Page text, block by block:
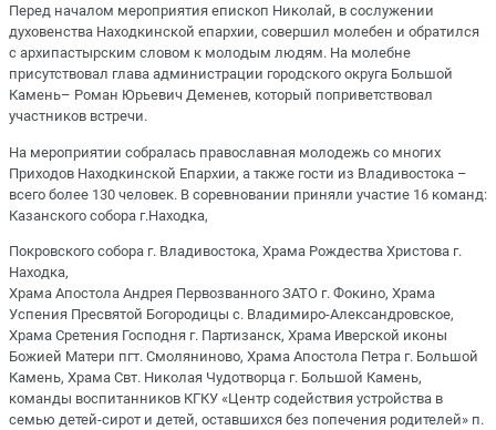
Перед началом мероприятия епископ Николай, в сослужении
духовенства Находкинской епархии, совершил молебен и обратился
с архипастырским словом к молодым людям. На молебне
присутствовал глава администрации городского округа Большой
Камень– Роман Юрьевич Деменев, который поприветствовал
участников встречи.
На мероприятии собралась православная молодежь со многих
Приходов Находкинской Епархии, а также гости из Владивостока –
всего более 130 человек. В соревновании приняли участие 16 команд:
Казанского собора г.Находка,
Покровского собора г. Владивостока, Храма Рождества Христова г.
Находка,
Храма Апостола Андрея Первозванного ЗАТО г. Фокино, Храма
Успения Пресвятой Богородицы с. Владимиро-Александровское,
Храма Сретения Господня г. Партизанск, Храма Иверской иконы
Божией Матери пгт. Смоляниново, Храма Апостола Петра г. Большой
Камень, Храма Свт. Николая Чудотворца г. Большой Камень,
команды воспитанников КГКУ «Центр содействия устройства в
семью детей-сирот и детей, оставшихся без попечения родителей» п.